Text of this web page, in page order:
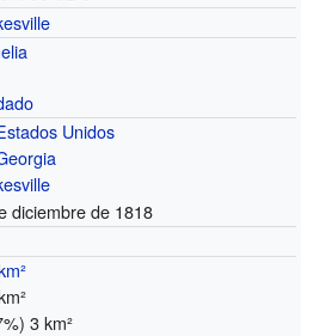
Unidos
diciembre de 1818
3 km²